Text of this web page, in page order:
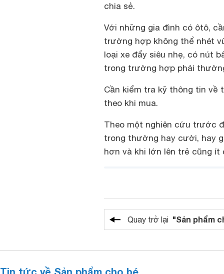
chia sẻ.
Với những gia đình có ôtô,
trường hợp không thể nhét
loại xe đẩy siêu nhẹ, có nút
trong trường hợp phải
Cần kiểm tra kỹ thông tin về
theo khi mua.
Theo một nghiên cứu trước
trong thường hay cười, hay
hơn và khi lớn lên trẻ cũng ít
Quay trở lại "Sản phẩm
Tin tức về Sản phẩm cho bé